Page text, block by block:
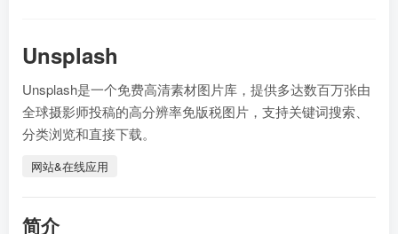
Unsplash
Unsplash是一个免费高清素材图片库，提供多达数百万张由
全球摄影师投稿的高分辨率免版税图片，支持关键词搜索、
分类浏览和直接下载。
网站&在线应用
简介